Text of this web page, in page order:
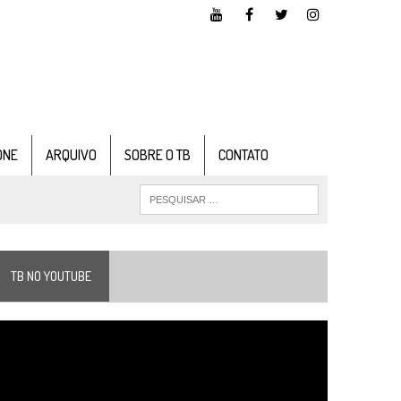
ARQUIVO SOBRE O TB CONTATO
TB NO YOUTUBE